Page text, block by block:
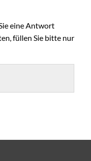
eine Antwort
füllen Sie bitte nur